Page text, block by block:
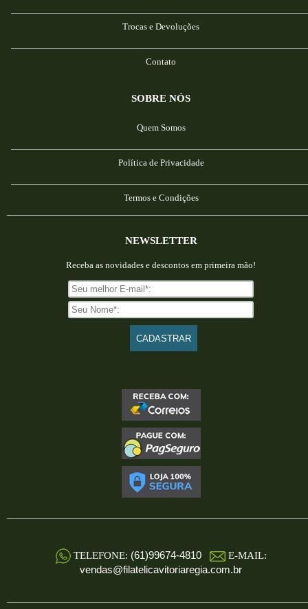
Trocas e Devoluções
Contato
SOBRE NÓS
Quem Somos
Política de Privacidade
Termos e Condições
NEWSLETTER
Receba as novidades e descontos em primeira mão!
TELEFONE: (61)99674-4810 E-MAIL:
vendas@filatelicavitoriaregia.com.br